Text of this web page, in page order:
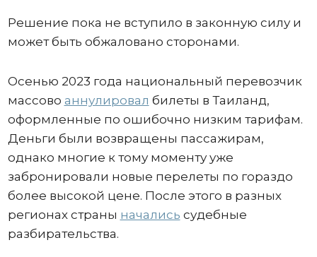
Решение пока не вступило в законную силу и
может быть обжаловано сторонами.
Осенью 2023 года национальный перевозчик
массово аннулировал билеты в Таиланд,
оформленные по ошибочно низким тарифам.
Деньги были возвращены пассажирам,
однако многие к тому моменту уже
забронировали новые перелеты по гораздо
более высокой цене. После этого в разных
регионах страны начались судебные
разбирательства.